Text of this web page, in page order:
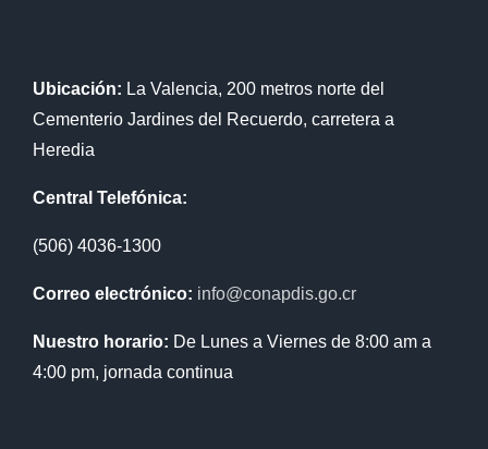
Ubicación: La Valencia, 200 metros norte del
Cementerio Jardines del Recuerdo, carretera a
Heredia
Central Telefónica:
(506) 4036-1300
Correo electrónico: info@conapdis.go.cr
Nuestro horario: De Lunes a Viernes de 8:00 am a
4:00 pm, jornada continua